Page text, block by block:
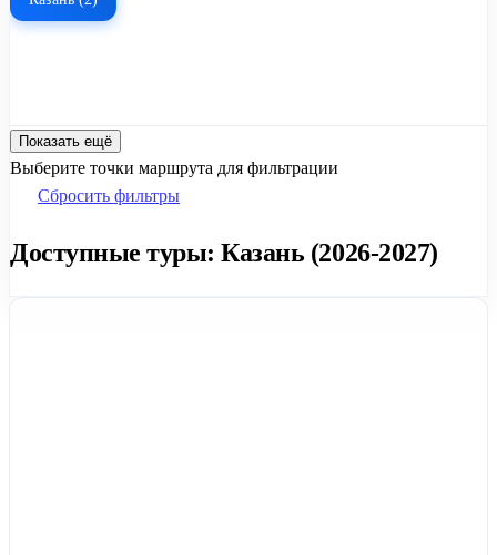
Показать ещё
Выберите точки маршрута для фильтрации
Сбросить фильтры
Доступные туры: Казань (2026-2027)